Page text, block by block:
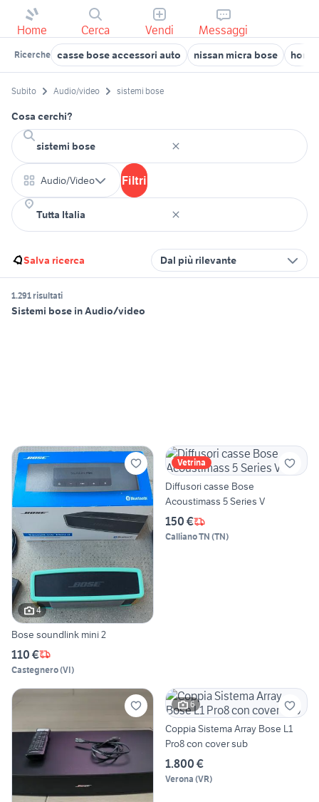
Home Cerca Vendi Messaggi
Ricerche casse bose accessori auto nissan micra bose
Subito Audio/video sistemi bose
Cosa cerchi?
Audio/Video Filtri
Salva ricerca Dal più rilevante
1.291 risultati
Sistemi bose in Audio/video
4
Bose soundlink mini 2
110 €
Castegnero(VI)
Vetrina
Diffusori casse Bose
Acoustimass 5 Series V
150 €
Calliano TN (TN)
6
Coppia Sistema Array Bose L1
Pro8 con cover sub
1.800 €
Verona (VR)